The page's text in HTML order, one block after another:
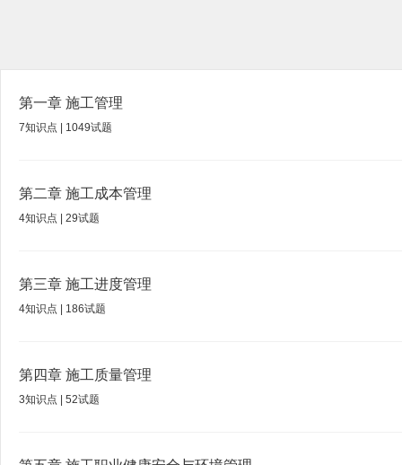
第一章 施工管理
7知识点 | 1049试题
第二章 施工成本管理
4知识点 | 29试题
第三章 施工进度管理
4知识点 | 186试题
第四章 施工质量管理
3知识点 | 52试题